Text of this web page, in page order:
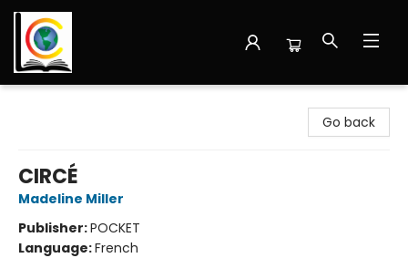
Go back
CIRCÉ
Madeline Miller
Publisher:POCKET
Language:French